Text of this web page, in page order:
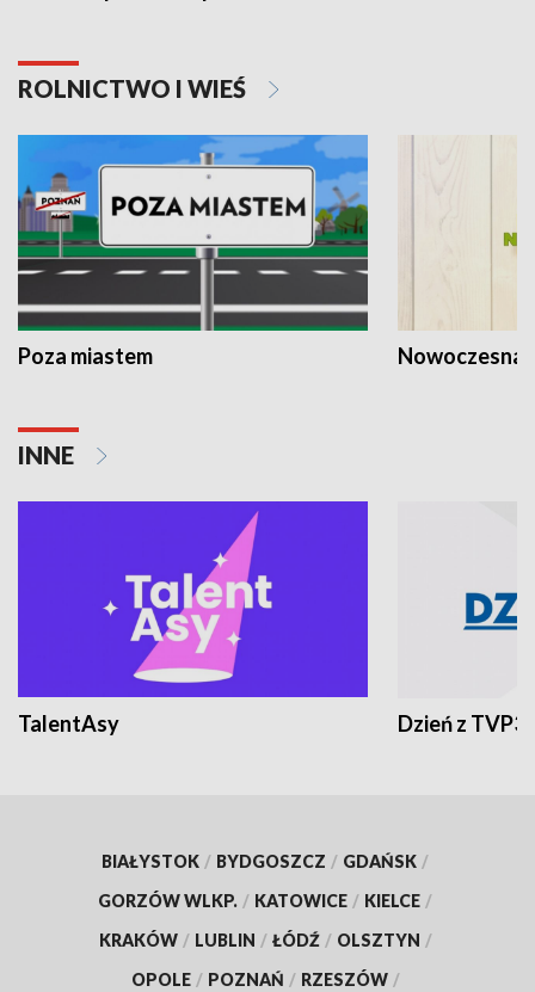
ROLNICTWO I WIEŚ
Poza miastem Nowoczesna
INNE
TalentAsy Dzień z TVP3
BIAŁYSTOK / BYDGOSZCZ / GDAŃSK /
GORZÓW WLKP. / KATOWICE / KIELCE /
KRAKÓW / LUBLIN / ŁÓDŹ / OLSZTYN /
OPOLE / POZNAŃ / RZESZÓW /